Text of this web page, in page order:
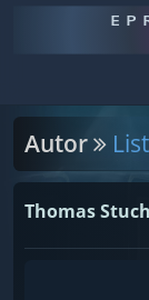
Autor
Thomas